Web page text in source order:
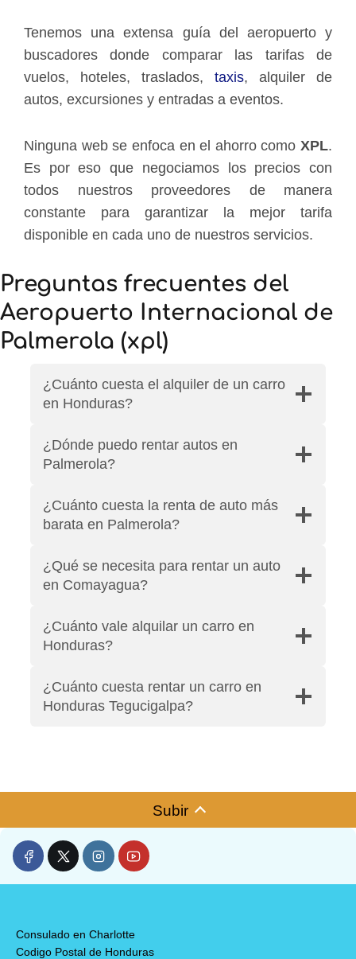
Tenemos una extensa guía del aeropuerto y
buscadores donde comparar las tarifas de
vuelos, hoteles, traslados, taxis, alquiler de
autos, excursiones y entradas a eventos.
Ninguna web se enfoca en el ahorro como XPL.
Es por eso que negociamos los precios con
todos nuestros proveedores de manera
constante para garantizar la mejor tarifa
disponible en cada uno de nuestros servicios.
Preguntas frecuentes del
Aeropuerto Internacional de
Palmerola (xpl)
¿Cuánto cuesta el alquiler de un carro
en Honduras?
¿Dónde puedo rentar autos en
Palmerola?
¿Cuánto cuesta la renta de auto más
barata en Palmerola?
¿Qué se necesita para rentar un auto
en Comayagua?
¿Cuánto vale alquilar un carro en
Honduras?
¿Cuánto cuesta rentar un carro en
Honduras Tegucigalpa?
Subir
Consulado en Charlotte
Codigo Postal de Honduras